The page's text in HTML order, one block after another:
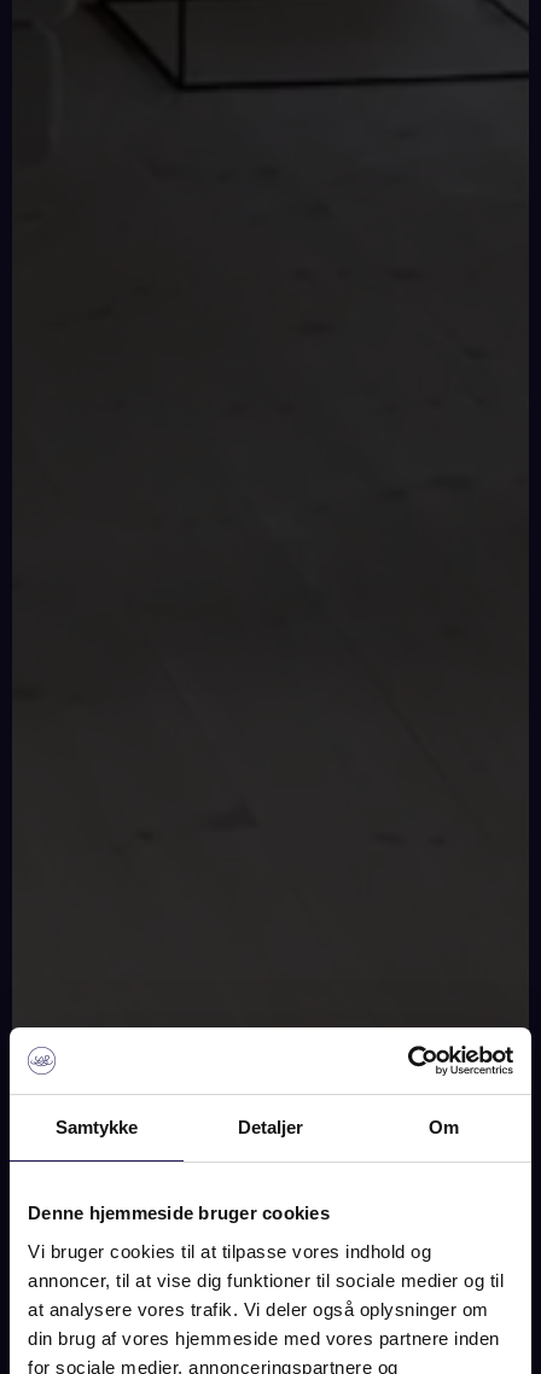
Samtykke Detaljer Om
Denne hjemmeside bruger cookies
Vi bruger cookies til at tilpasse vores indhold og
annoncer, til at vise dig funktioner til sociale medier og til
at analysere vores trafik. Vi deler også oplysninger om
din brug af vores hjemmeside med vores partnere inden
for sociale medier, annonceringspartnere og
BILLEDER PLAN KORT
ODDENVEJ 262, 4583
SJÆLLANDS ODDE
SOLGT